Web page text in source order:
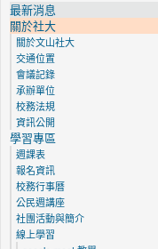
最新消息
關於社大
關於文山社大
交通位置
會議記錄
承辦單位
校務法規
資訊公開
學習專區
週課表
報名資訊
校務行事曆
公民週講座
社團活動與簡介
線上學習